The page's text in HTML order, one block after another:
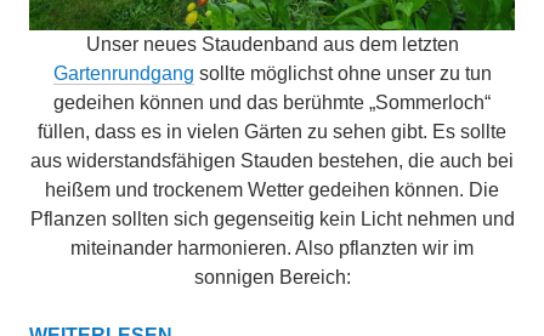
Unser neues Staudenband aus dem letzten
Gartenrundgang sollte möglichst ohne unser zu tun
gedeihen können und das berühmte „Sommerloch“
füllen, dass es in vielen Gärten zu sehen gibt. Es sollte
aus widerstandsfähigen Stauden bestehen, die auch bei
heißem und trockenem Wetter gedeihen können. Die
Pflanzen sollten sich gegenseitig kein Licht nehmen und
miteinander harmonieren. Also pflanzten wir im
sonnigen Bereich: